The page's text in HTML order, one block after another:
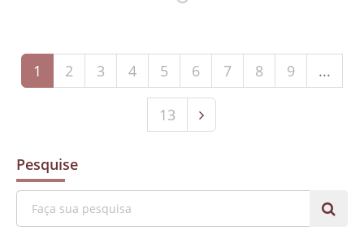
1 2 3 4 5 6 7 8 9 ...
13
Pesquise